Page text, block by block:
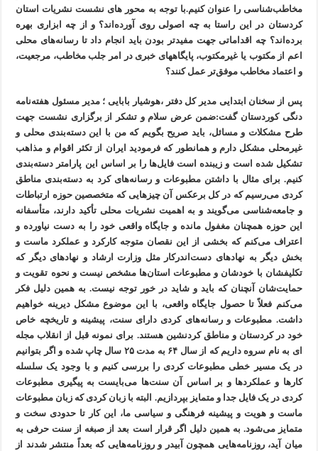
مخاطب‌شناسی را عنوان کنیم.با توجه به محور های نشست نشریات استان
کردستان در این راستا به چه اصولی روی آورده‌اند؟ و از چه ابزاری بهره
برده‌اند؟ چه اقداماتی جهت مفیدتر بودن باید انجام داد تا رسانه‌های محلی
اعم از مکتوب یا غیرمکتوب، پایگاههای خبری در امر جلب مخاطب، مرجعیت،
و اعتماد مخاطب موفق‌تر عمل کنند؟
پس از سخنان ابتدایی مدیر کل دفتر ،هوشیار بابایی ؛ مدیر مسئول هفته‌نامه
دنگی کوردستان گفت:ضمن عرض سلام و تشکر از برگزاری نشست جهت
طرح مشکلات و مسائل، باید صریح بگویم که من با این دسته‌بندی محلی و
غیرمحلی مشکل دارم و همانطور که فرمودید ایران از تکثر اقوام و مذاهب
تشکیل شده است و زیبنده است فایل‌ها را بر اساس این پارامتر دسته‌بندی
کنیم. برای مثال با داشتن مطبوعات و رسانه‌های کرد به دسته‌بندی مناطق
کردی می‌رسیم که در کل برعکس آن چیزهایی که متخصصین حوزه ارتباطات
و جامعه‌شناسی می‌گویند و به اهمیت نشریات محلی تأکید دارند، متأسفانه
این حوزه همچنان مغفول مانده و جایگاه واقعی خود را به دست نیاورده و
اعتراف می‌کنم که بخشی از این نقصان متوجه کارکرد و عملکرد ماست و
بخش دیگر به نهادهای دست‌اندرکار مثل وزارت ارشاد و نهادهای دیگر که
تکلیفشان با خودشان و مطبوعات استان‌ها مشخص نیست و نحوه تقویت و
حمایت‌شان آنچنان که باید و شاید در خور توجه نیست. به همین دلیل فکر
می‌کنم فعلاً تا حصول جایگاه واقعی، با این موضوع مشکل دیرینه خواهیم
داشت. مطبوعات و رسانه‌های کردی دارای سنت، پیشینه و تاریخچه خاص
خود در کردستان و مناطق کردنشین هستند. برای نمونه قبل از انقلاب مجله
ای به نام سروه داریم که از سال ۶۴ به مدت ۲۵ سال چاپ شده و اگر بتوانیم
در یک مسیر خطی مطبوعات کردی را بررسی کنیم و با وجود یک سلسله
کارها و عملکردها و بر اساس آن سنت‌ها می‌بایست به پیگیری مطبوعات
کردی در یک فایل جدا و متمایز بپردازیم. البته با زبان کردی که زبان مطبوعات
ماست و هویت و پیشینه فرهنگی و سیاسی ما، این کار تا حدودی سخت و
متمایز می‌شود. به همین دلیل اگر قرار است بعد از صبغه از سنت حرفی به
میان آید، روزنامه‌هایی همچون آبیدر و روزنامه‌هایی که بعداً منتشر شدند از